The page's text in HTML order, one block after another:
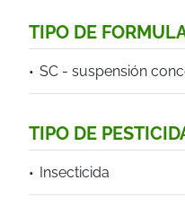
TIPO DE
SC - suspensión
TIPO DE
Insecticida